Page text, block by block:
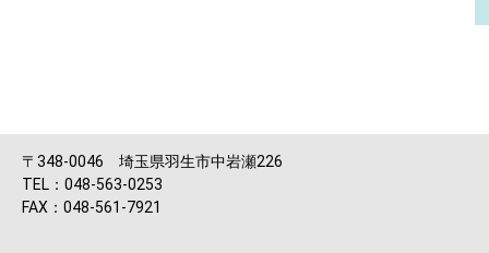
〒348-0046 埼玉県羽生市中岩瀬226
TEL：048-563-0253
FAX：048-561-7921